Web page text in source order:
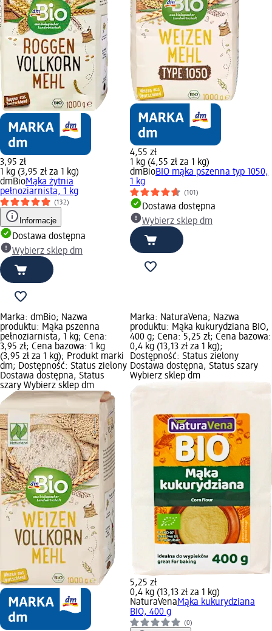
3,95 zł
1 kg (3,95 zł za 1 kg)
dmBioMąka żytnia
pełnoziarnista, 1 kg
(132)
Informacje
Dostawa dostępna
Wybierz sklep dm
4,55 zł
1 kg (4,55 zł za 1 kg)
dmBioBIO mąka pszenna typ 1050,
1 kg
(101)
Dostawa dostępna
Wybierz sklep dm
Marka: dmBio; Nazwa
produktu: Mąka pszenna
pełnoziarnista, 1 kg; Cena:
3,95 zł; Cena bazowa: 1 kg
(3,95 zł za 1 kg); Produkt marki
dm; Dostępność: Status zielony
Dostawa dostępna, Status
szary Wybierz sklep dm
Marka: NaturaVena; Nazwa
produktu: Mąka kukurydziana BIO,
400 g; Cena: 5,25 zł; Cena bazowa:
0,4 kg (13,13 zł za 1 kg);
Dostępność: Status zielony
Dostawa dostępna, Status szary
Wybierz sklep dm
5,25 zł
0,4 kg (13,13 zł za 1 kg)
NaturaVenaMąka kukurydziana
BIO, 400 g
(0)